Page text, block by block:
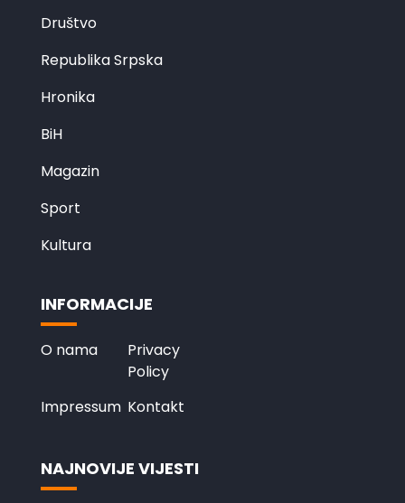
Društvo
Republika Srpska
Hronika
BiH
Magazin
Sport
Kultura
INFORMACIJE
O nama
Privacy
Policy
Impressum Kontakt
NAJNOVIJE VIJESTI